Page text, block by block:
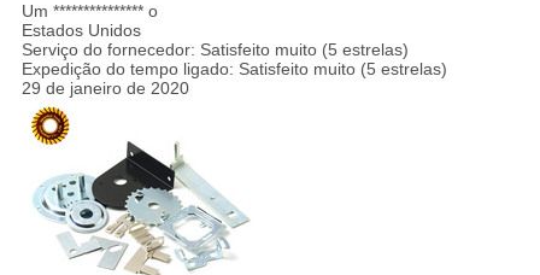
Um *************** o
Estados Unidos
Serviço do fornecedor: Satisfeito muito (5 estrelas)
Expedição do tempo ligado: Satisfeito muito (5 estrelas)
29 de janeiro de 2020